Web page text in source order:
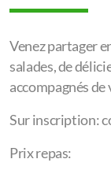
Venez partager
salades, de
accompagnés de
Sur inscription:
Prix repas: